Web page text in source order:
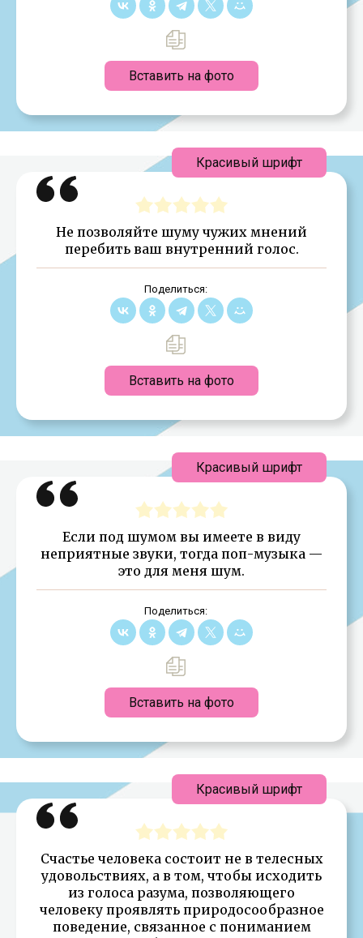
Вставить на фото
Не позволяйте шуму чужих мнений
перебить ваш внутренний голос.
Поделиться:
Вставить на фото
Красивый шрифт
Если под шумом вы имеете в виду
неприятные звуки, тогда поп-музыка —
это для меня шум.
Поделиться:
Вставить на фото
Красивый шрифт
Счастье человека состоит не в телесных
удовольствиях, а в том, чтобы исходить
из голоса разума, позволяющего
человеку проявлять природосообразное
поведение, связанное с пониманием
Красивый шрифт